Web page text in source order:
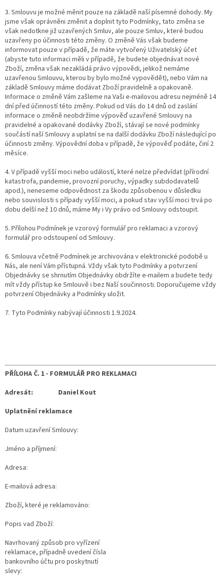
3. Smlouvu je možné měnit pouze na základě naší písemné dohody. My
jsme však oprávněni změnit a doplnit tyto Podmínky, tato změna se
však nedotkne již uzavřených Smluv, ale pouze Smluv, které budou
uzavřeny po účinnosti této změny. O změně Vás však budeme
informovat pouze v případě, že máte vytvořený Uživatelský účet
(abyste tuto informaci měli v případě, že budete objednávat nové
Zboží, změna však nezakládá právo výpovědi, jelikož nemáme
uzavřenou Smlouvu, kterou by bylo možné vypovědět), nebo Vám na
základě Smlouvy máme dodávat Zboží pravidelně a opakovaně.
Informace o změně Vám zašleme na Vaši e-mailovou adresu nejméně 14
dní před účinností této změny. Pokud od Vás do 14 dnů od zaslání
informace o změně neobdržíme výpověď uzavřené Smlouvy na
pravidelné a opakované dodávky Zboží, stávají se nové podmínky
součástí naší Smlouvy a uplatní se na další dodávku Zboží následující po
účinnosti změny. Výpovědní doba v případě, že výpověď podáte, činí 2
měsíce.
4. V případě vyšší moci nebo událostí, které nelze předvídat (přírodní
katastrofa, pandemie, provozní poruchy, výpadky subdodavatelů
apod.), neneseme odpovědnost za škodu způsobenou v důsledku
nebo souvislosti s případy vyšší moci, a pokud stav vyšší moci trvá po
dobu delší než 10 dnů, máme My i Vy právo od Smlouvy odstoupit.
5. Přílohou Podmínek je vzorový formulář pro reklamaci a vzorový
formulář pro odstoupení od Smlouvy.
6. Smlouva včetně Podmínek je archivována v elektronické podobě u
Nás, ale není Vám přístupná. Vždy však tyto Podmínky a potvrzení
Objednávky se shrnutím Objednávky obdržíte e-mailem a budete tedy
mít vždy přístup ke Smlouvě i bez Naší součinnosti. Doporučujeme vždy
potvrzení Objednávky a Podmínky uložit.
7. Tyto Podmínky nabývají účinnosti 1.9.2024.
PŘÍLOHA Č. 1 - FORMULÁŘ PRO REKLAMACI
Adresát:
Daniel Kout
Uplatnění reklamace
Datum uzavření Smlouvy:
Jméno a příjmení:
Adresa:
E-mailová adresa:
Zboží, které je reklamováno:
Popis vad Zboží:
Navrhovaný způsob pro vyřízení
reklamace, případně uvedení čísla
bankovního účtu pro poskytnutí
slevy: